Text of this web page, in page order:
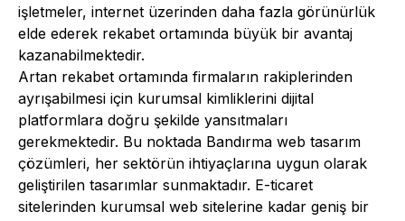
işletmeler, internet üzerinden daha fazla görünürlük
elde ederek rekabet ortamında büyük bir avantaj
kazanabilmektedir.
Artan rekabet ortamında firmaların rakiplerinden
ayrışabilmesi için kurumsal kimliklerini dijital
platformlara doğru şekilde yansıtmaları
gerekmektedir. Bu noktada Bandırma web tasarım
çözümleri, her sektörün ihtiyaçlarına uygun olarak
geliştirilen tasarımlar sunmaktadır. E-ticaret
sitelerinden kurumsal web sitelerine kadar geniş bir